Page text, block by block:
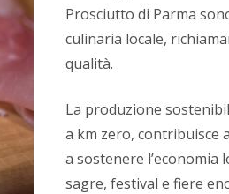
Prosciutto di Parma
culinaria locale,
qualità.
La produzione
a km zero, contribuisce
a sostenere l’economia
sagre, festival e fiere